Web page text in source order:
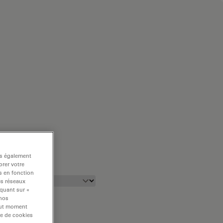
également
votre
en fonction
réseaux
sur «
moment
de cookies